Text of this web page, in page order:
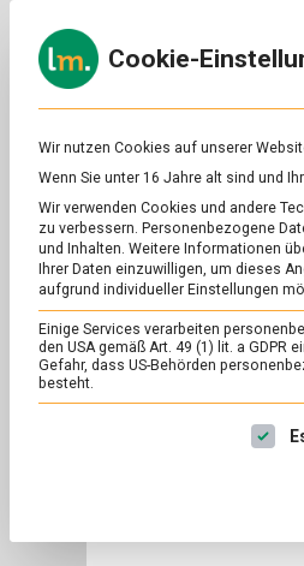
to
content
Cookie-
Wir nutzen Cookies auf unserer
Wenn Sie unter 16 Jahre alt sind und
Wir verwenden Cookies und andere
zu verbessern. Personenbezogene
und Inhalten. Weitere Informationen
Ihrer Daten einzuwilligen, um dieses
aufgrund individueller Einstellungen
Einige Services verarbeiten
den USA gemäß Art. 49 (1) lit. a
Gefahr, dass US-Behörden
besteht.
Es folgt eine Liste der